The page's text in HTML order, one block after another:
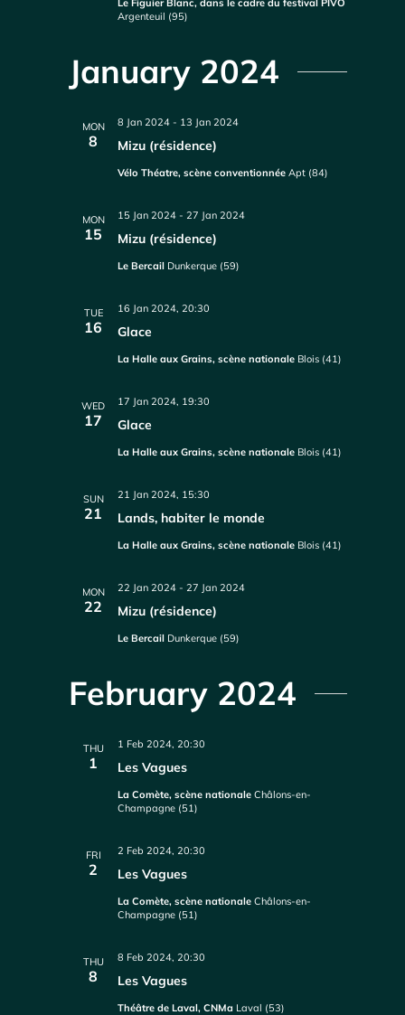
Le Figuier Blanc, dans le cadre du festival PIVO
Argenteuil (95)
January 2024
MON
8 Mizu (résidence)
8 Jan 2024 - 13 Jan 2024
Vélo Théatre, scène conventionnéeApt (84)
MON
15 Mizu (résidence)
15 Jan 2024 -27 Jan 2024
Le Bercail Dunkerque (59)
TUE
16 Glace
16 Jan 2024, 20:30
La Halle aux Grains, scène nationale Blois (41)
WED
17 Glace
17 Jan 2024, 19:30
La Halle aux Grains, scène nationale Blois (41)
SUN
21 Lands, habiter le monde
21 Jan 2024, 15:30
La Halle aux Grains, scène nationale Blois (41)
MON
22 Mizu (résidence)
22 Jan 2024 -27 Jan 2024
Le Bercail Dunkerque (59)
February 2024
THU
1 Les Vagues
1 Feb 2024, 20:30
La Comète, scène nationaleChâlons-en-
Champagne (51)
FRI
2 Les Vagues
2 Feb 2024, 20:30
La Comète, scène nationaleChâlons-en-
Champagne (51)
THU
8 Les Vagues
8 Feb 2024, 20:30
Théâtre de Laval, CNMa Laval (53)